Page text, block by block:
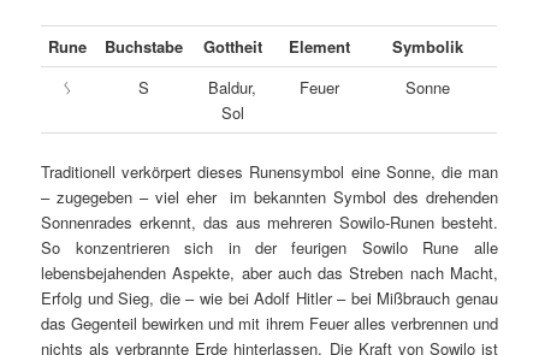
Rune Buchstabe Gottheit Element
Symbolik
ᛊ
S
Baldur,
Sol
Feuer Sonne
Traditionell verkörpert dieses Runensymbol eine Sonne, die man
– zugegeben – viel eher im bekannten Symbol des drehenden
Sonnenrades erkennt, das aus mehreren Sowilo-Runen besteht.
So konzentrieren sich in der feurigen Sowilo Rune alle
lebensbejahenden Aspekte, aber auch das Streben nach Macht,
Erfolg und Sieg, die – wie bei Adolf Hitler – bei Mißbrauch genau
das Gegenteil bewirken und mit ihrem Feuer alles verbrennen und
nichts als verbrannte Erde hinterlassen. Die Kraft von Sowilo ist